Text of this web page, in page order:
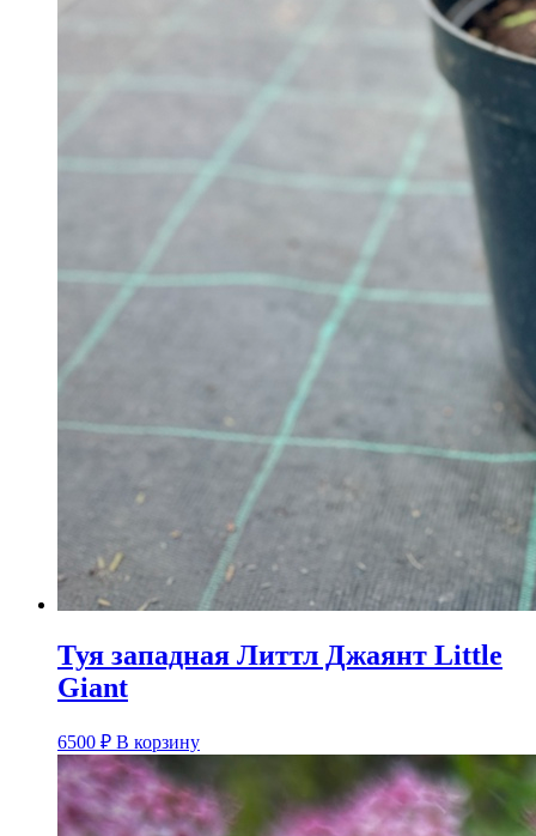
Туя западная Литтл Джаянт Little
Giant
6500 ₽ В корзину